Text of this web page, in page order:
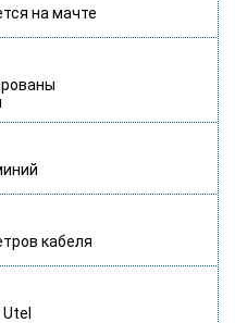
на мачте
кабеля